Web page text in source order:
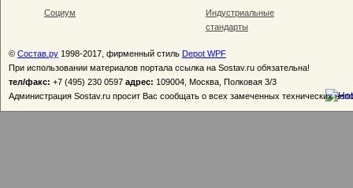
Социум
Индустриальные
стандарты
© Состав.ру 1998-2017, фирменный стиль Depot WPF
При использовании материалов портала ссылка на Sostav.ru обязательна!
тел/факс: +7 (495) 230 0597 адрес: 109004, Москва, Полковая 3/3
Администрация Sostav.ru просит Вас сообщать о всех замеченных технических